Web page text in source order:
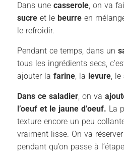
Dans une casserole, on va
sucre et le beurre en
le refroidir.
Pendant ce temps, dans un
tous les ingrédients secs,
ajouter la farine, la levure, le
Dans ce saladier, on va
l’oeuf et le jaune d’oeuf. La
texture encore un peu
vraiment lisse. On va
pendant qu’on passe à